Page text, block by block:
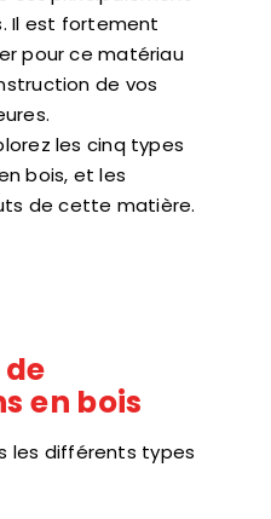
Il est fortement
pour ce matériau
de vos
les cinq types
bois, et les
de cette matière.
en bois
les différents types